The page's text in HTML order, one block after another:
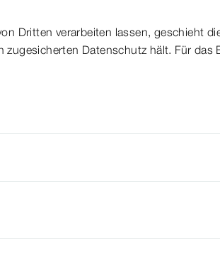
Dritten verarbeiten lassen, geschieht
Datenschutz hält. Für das